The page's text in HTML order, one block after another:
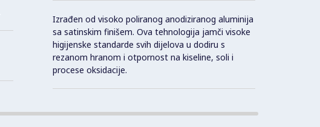
Izrađen od visoko poliranog anodiziranog aluminija
sa satinskim finišem. Ova tehnologija jamči visoke
higijenske standarde svih dijelova u dodiru s
rezanom hranom i otpornost na kiseline, soli i
procese oksidacije.